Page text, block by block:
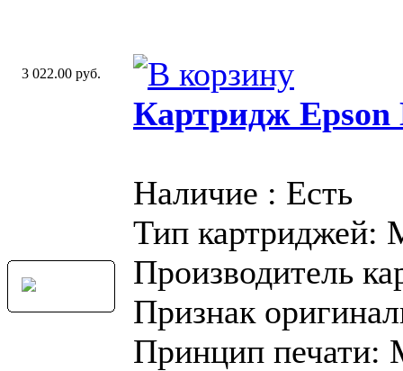
3 022.00 руб.
Картридж Epson
Наличие : Есть
Тип картриджей:
Производитель
Признак
Принцип печати: